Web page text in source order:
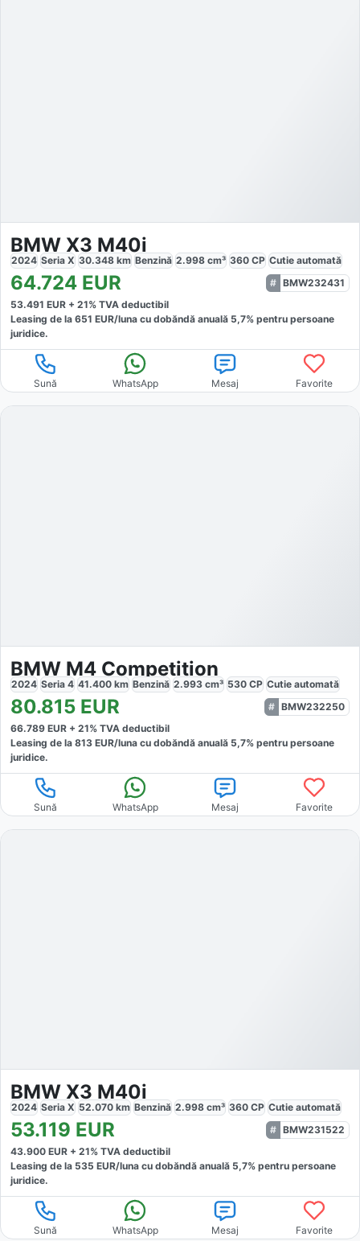
BMW X3 M40i
2024 Seria X 30.348 km Benzină 2.998 cm³ 360 CP Cutie automată
64.724 EUR
BMW232431
53.491 EUR + 21% TVA deductibil
Leasing de la 651 EUR/luna cu dobăndă anuală 5,7% pentru persoane
juridice.
Sună WhatsApp Mesaj Favorite
BMW M4 Competition
2024 Seria 4 41.400 km Benzină 2.993 cm³ 530 CP Cutie automată
80.815 EUR
BMW232250
66.789 EUR + 21% TVA deductibil
Leasing de la 813 EUR/luna cu dobăndă anuală 5,7% pentru persoane
juridice.
Sună WhatsApp Mesaj Favorite
BMW X3 M40i
2024 Seria X 52.070 km Benzină 2.998 cm³ 360 CP Cutie automată
53.119 EUR
BMW231522
43.900 EUR + 21% TVA deductibil
Leasing de la 535 EUR/luna cu dobăndă anuală 5,7% pentru persoane
juridice.
Sună WhatsApp Mesaj Favorite